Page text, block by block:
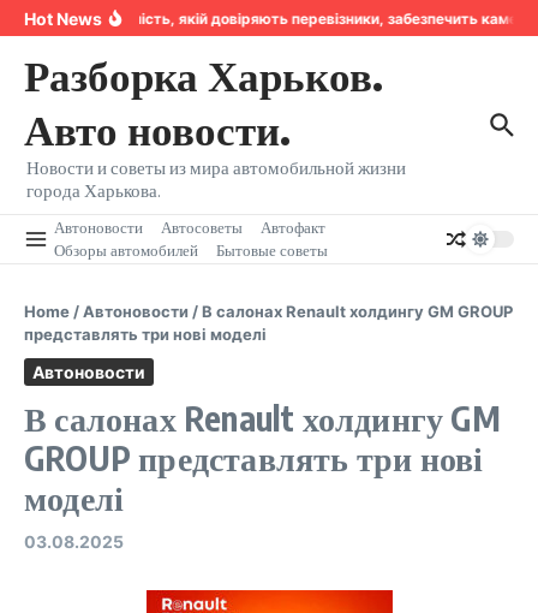
Перейти к содержанию
Hot NewsНадійність, якій довіряють перевізники, забезпечить
Разборка Харьков.
Авто новости.
Новости и советы из мира автомобильной жизни
города Харькова.
Автоновости Автосоветы
Автофакт
Обзоры автомобилей
Бытовые советы
Home /Автоновости /В салонах Renault холдингу GM GROUP
представлять три нові моделі
Автоновости
В салонах Renault холдингу GM
GROUP представлять три нові
моделі
03.08.2025